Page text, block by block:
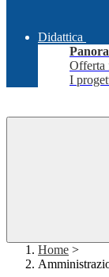
Didattica
Offerta
I
Home >